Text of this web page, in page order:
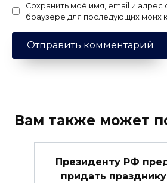
Сохранить моё имя, email и адрес
браузере для последующих моих
Вам также может
Президенту РФ
придать